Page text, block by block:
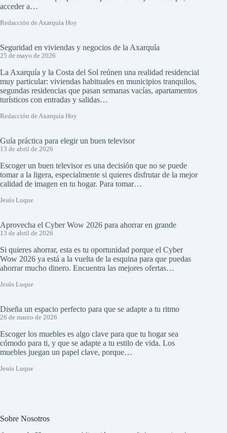
acceder a…
Redacción de Axarquía Hoy
Seguridad en viviendas y negocios de la Axarquía
25 de mayo de 2026
La Axarquía y la Costa del Sol reúnen una realidad residencial
muy particular: viviendas habituales en municipios tranquilos,
segundas residencias que pasan semanas vacías, apartamentos
turísticos con entradas y salidas…
Redacción de Axarquía Hoy
Guía práctica para elegir un buen televisor
13 de abril de 2026
Escoger un buen televisor es una decisión que no se puede
tomar a la ligera, especialmente si quieres disfrutar de la mejor
calidad de imagen en tu hogar. Para tomar…
Jesús Luque
Aprovecha el Cyber Wow 2026 para ahorrar en grande
13 de abril de 2026
Si quieres ahorrar, esta es tu oportunidad porque el Cyber
Wow 2026 ya está a la vuelta de la esquina para que puedas
ahorrar mucho dinero. Encuentra las mejores ofertas…
Jesús Luque
Diseña un espacio perfecto para que se adapte a tu ritmo
26 de marzo de 2026
Escoger los muebles es algo clave para que tu hogar sea
cómodo para ti, y que se adapte a tu estilo de vida. Los
muebles juegan un papel clave, porque…
Jesús Luque
Sobre Nosotros